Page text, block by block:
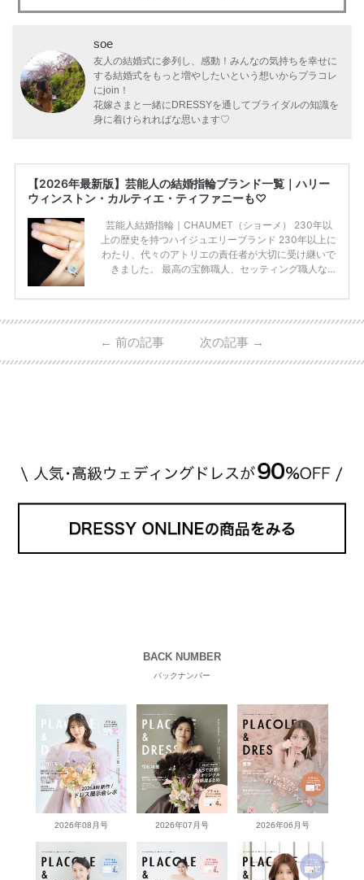
soe
友人の結婚式に参列し、感動！みんなの気持ちを幸せに
する結婚式をもっと増やしたいという想いからプラコレ
にjoin！
花嫁さまと一緒にDRESSYを通してブライダルの知識を
身に着けられればな思います♡
【2026年最新版】芸能人の結婚指輪ブランド一覧｜ハリー
ウィンストン・カルティエ・ティファニーも♡
芸能人結婚指輪｜CHAUMET（ショーメ） 230年以
上の歴史を持つハイジュエリーブランド 230年以上に
わたり、代々のアトリエの責任者が大切に受け継いで
きました。 最高の宝飾職人、セッティング職人な
高品質の宝石を扱っています。 至高のデザインと品
ん・魔裟斗さんの婚約指輪 魔裟斗さんが矢沢さんに
贈られた指輪は1カラットのものです。 ショーメの価
← 前の記事 次の記事 →
BACK NUMBER
バックナンバー
2026年08月号 2026年07月号 2026年06月号